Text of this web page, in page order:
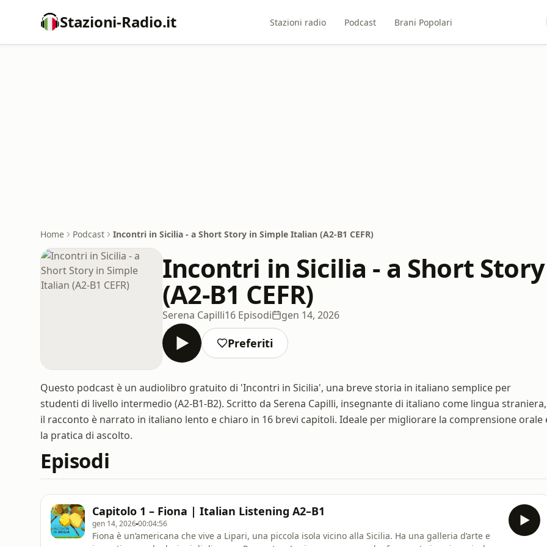
Stazioni-Radio.it Stazioni radio Podcast Brani Popolari
Home Podcast Incontri in Sicilia - a Short Story in Simple Italian (A2-B1 CEFR)
Incontri in Sicilia - a Short
(A2-B1 CEFR)
Serena Capilli16 Episodi gen 14, 2026
Preferiti
Questo podcast è un audiolibro gratuito di 'Incontri in Sicilia', una breve storia in italiano semplice per
studenti di livello intermedio (A2-B1-B2). Scritto da Serena Capilli, insegnante di italiano come lingua straniera,
il racconto è narrato in italiano lento e chiaro in 16 brevi capitoli. Ideale per migliorare la comprensione orale
la pratica di ascolto.
Episodi
Capitolo 1 – Fiona | Italian Listening A2–B1
gen 14, 202600:04:56
Fiona è un’americana che vive a Lipari, una piccola isola vicino alla Sicilia. Ha una galleria d’arte e